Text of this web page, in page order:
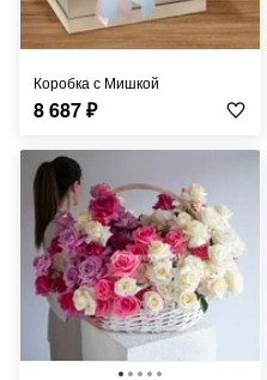
Коробка с Мишкой
8 687₽